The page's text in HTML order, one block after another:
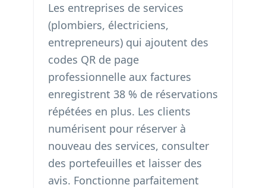
Les entreprises de services
(plombiers, électriciens,
entrepreneurs) qui ajoutent des
codes QR de page
professionnelle aux factures
enregistrent 38 % de réservations
répétées en plus. Les clients
numérisent pour réserver à
nouveau des services, consulter
des portefeuilles et laisser des
avis. Fonctionne parfaitement